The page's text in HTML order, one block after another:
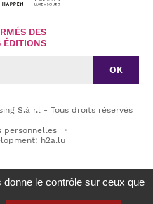
DES
ÉDITIONS
OK
S.à r.l - Tous droits réservés
personnelles
h2a.lu
le contrôle sur ceux que